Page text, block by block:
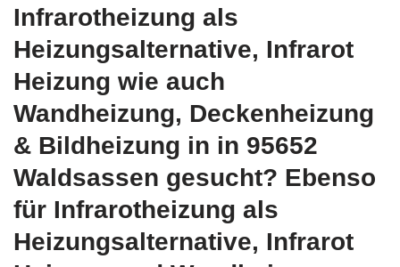
Infrarotheizung als
Heizungsalternative, Infrarot
Heizung wie auch
Wandheizung, Deckenheizung
& Bildheizung in in 95652
Waldsassen gesucht? Ebenso
für Infrarotheizung als
Heizungsalternative, Infrarot